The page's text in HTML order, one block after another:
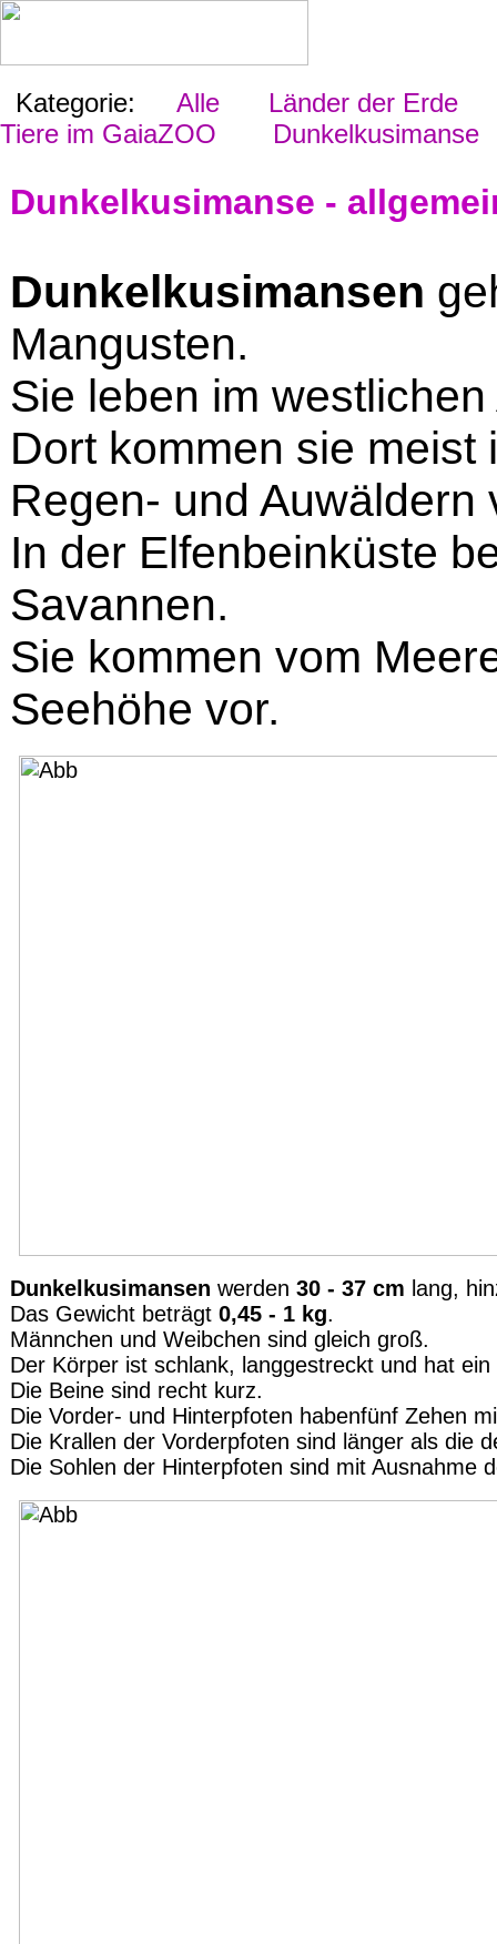
Kategorie: Alle
Länder der Erde
Tiere im GaiaZOO
Dunkelkusimanse
Dunkelkusimanse -
Dunkelkusimansen
Mangusten.
Sie leben im westlichen
Dort kommen sie
Regen- und Auwäldern
In der Elfenbeinküste
Savannen.
Sie kommen vom
Seehöhe vor.
Dunkelkusimansen werden 30 - 37 cm lang,
Das Gewicht beträgt 0,45 - 1 kg.
Männchen und Weibchen sind gleich groß.
Der Körper ist schlank, langgestreckt und hat
Die Beine sind recht kurz.
Die Vorder- und Hinterpfoten habenfünf Zehen
Die Krallen der Vorderpfoten sind länger als die
Die Sohlen der Hinterpfoten sind mit Ausnahme